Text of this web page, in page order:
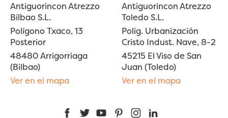
Antiguorincon Atrezzo
Bilbao S.L.
Polígono Txaco, 13
Posterior
48480 Arrigorriaga
(Bilbao)
Ver en el mapa
Antiguorincon Atrezzo
Toledo S.L.
Polig. Urbanización
Cristo Indust. Nave, 8-2
45215 El Viso de San
Juan (Toledo)
Ver en el mapa
FacebookTwitterYouTubePinterestInstagram